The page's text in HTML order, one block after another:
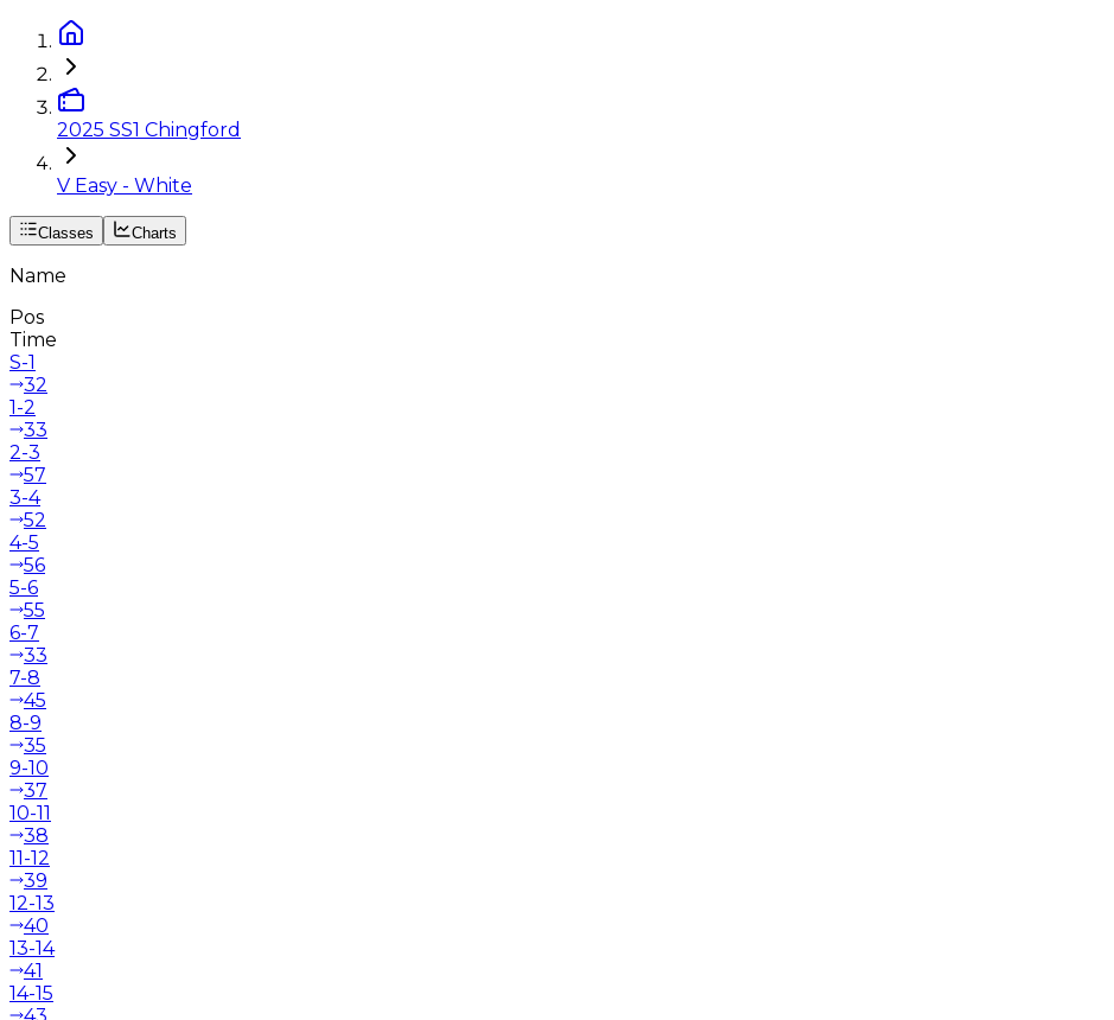
2025 SS1 Chingford
V Easy - White
Classes Charts
Name
Pos
Time
S-1
32
1-2
33
2-3
57
3-4
52
4-5
56
5-6
55
6-7
33
7-8
45
8-9
35
9-10
37
10-11
38
11-12
39
12-13
40
13-14
41
14-15